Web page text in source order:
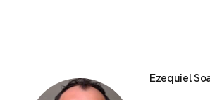
Ezequiel